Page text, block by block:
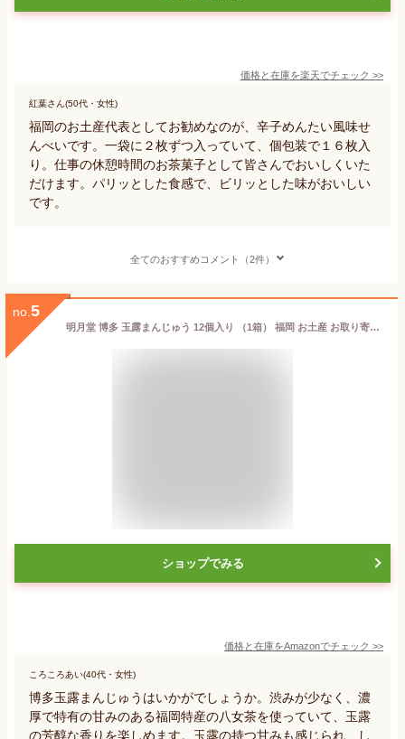
価格と在庫を楽天でチェック >>
紅葉さん(50代・女性)
福岡のお土産代表としてお勧めなのが、辛子めんたい風味せ
んべいです。一袋に２枚ずつ入っていて、個包装で１６枚入
り。仕事の休憩時間のお茶菓子として皆さんでおいしくいた
だけます。パリッとした食感で、ビリッとした味がおいしい
です。
全てのおすすめコメント（2件）
no. 5
明月堂 博多 玉露まんじゅう 12個入り （1箱） 福岡 お土産 お取り寄せ ギフト 贈答用 お菓子 お年賀 お中元 お歳暮 帰省土産 プレゼント お祝い
ショップでみる
価格と在庫をAmazonでチェック >>
ころころあい(40代・女性)
博多玉露まんじゅうはいかがでしょうか。渋みが少なく、濃
厚で特有の甘みのある福岡特産の八女茶を使っていて、玉露
の芳醇な香りを楽しめます。玉露の持つ甘みも感じられ、し